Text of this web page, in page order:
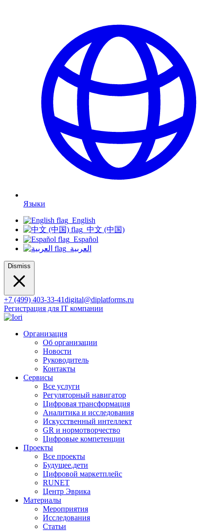
Языки
English
中文 (中国)
Español
العربية
Dismiss
+7 (499) 403-33-41digital@diplatforms.ru
Регистрация для IT компании
Организация
Об организации
Новости
Руководитель
Контакты
Сервисы
Все услуги
Регуляторный навигатор
Цифровая трансформация
Аналитика и исследования
Искусственный интеллект
GR и нормотворчество
Цифровые компетенции
Проекты
Все проекты
Будущее.дети
Цифровой маркетплейс
RUNET
Центр Эврика
Материалы
Мероприятия
Исследования
Статьи